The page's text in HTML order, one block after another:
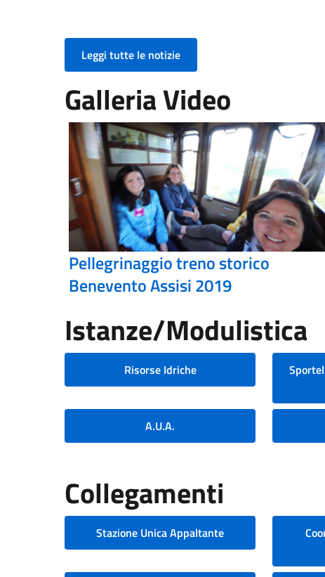
Leggi tutte le notizie
Galleria Video
Pellegrinaggio treno storico
Benevento Assisi 2019
Istanze/Modulistica
Risorse Idriche
A.U.A.
Collegamenti
Stazione Unica Appaltante